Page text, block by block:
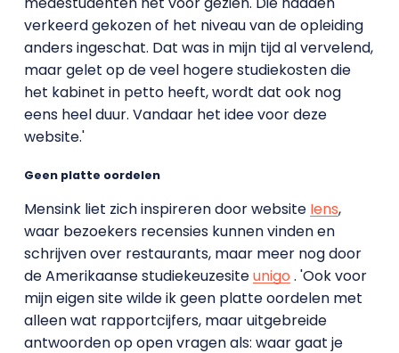
verkeerd gekozen of het niveau van de opleiding
anders ingeschat. Dat was in mijn tijd al vervelend,
maar gelet op de veel hogere studiekosten die
het kabinet in petto heeft, wordt dat ook nog
eens heel duur. Vandaar het idee voor deze
website.'
Geen platte oordelen
Mensink liet zich inspireren door website Iens,
waar bezoekers recensies kunnen vinden en
schrijven over restaurants, maar meer nog door
de Amerikaanse studiekeuzesiteunigo . 'Ook voor
mijn eigen site wilde ik geen platte oordelen met
alleen wat rapportcijfers, maar uitgebreide
antwoorden op open vragen als: waar gaat je